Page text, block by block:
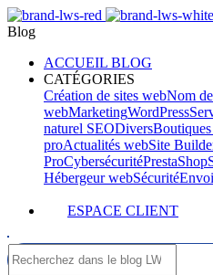
Blog
ACCUEIL BLOG
CATÉGORIES
Création de sites webNom
webMarketingWordPress
naturel SEODivers
proActualités webSite
ProCybersécuritéPrestaShop
Hébergeur webSécurité
ESPACE CLIENT